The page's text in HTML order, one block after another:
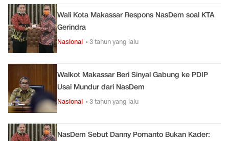
Wali Kota Makassar Respons NasDem soal KTA
Gerindra
Nasional • 3 tahun yang lalu
Walkot Makassar Beri Sinyal Gabung ke PDIP
Usai Mundur dari NasDem
Nasional • 3 tahun yang lalu
NasDem Sebut Danny Pomanto Bukan Kader: